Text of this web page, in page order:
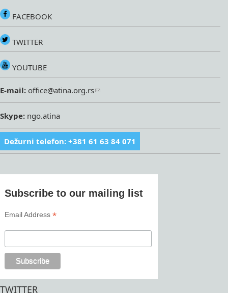
FACEBOOK
TWITTER
YOUTUBE
E-mail: office@atina.org.rs
Skype: ngo.atina
Dežurni telefon: +381 61 63 84 071
Subscribe to our mailing list
Email Address*
TWITTER